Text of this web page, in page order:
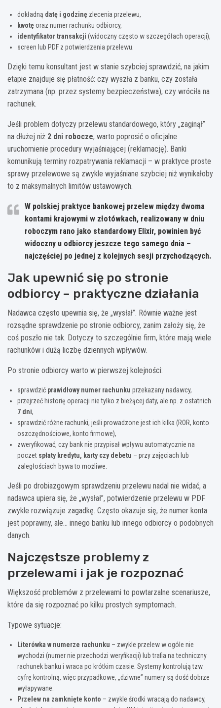
dokładną datę i godzinę zlecenia przelewu,
kwotęoraz numer rachunku odbiorcy,
identyfikator transakcji (widoczny często w szczegółach operacji),
screen lub PDF z potwierdzenia przelewu.
Dzięki temu konsultant jest w stanie szybciej sprawdzić, na jakim
etapie znajduje się płatność: czy wyszła z banku, czy została
zatrzymana (np. przez systemy bezpieczeństwa), czy wróciła na
rachunek.
Jeśli problem dotyczy przelewu standardowego, który „zaginął”
na dłużej niż 2 dni robocze, warto poprosić o oficjalne
uruchomienie procedury wyjaśniającej (reklamację). Banki
komunikują terminy rozpatrywania reklamacji – w praktyce proste
sprawy przelewowe są zwykle wyjaśniane szybciej niż wynikałoby
to z maksymalnych limitów ustawowych.
W polskiej praktyce bankowej przelew między dwoma
kontami krajowymi w złotówkach, realizowany w dniu
roboczym rano jako standardowy Elixir, powinien być
widoczny u odbiorcy jeszcze tego samego dnia –
najczęściej po jednej z kolejnych sesji przychodzących.
Jak upewnić się po stronie
odbiorcy – praktyczne działania
Nadawca często upewnia się, że „wysłał”. Równie ważne jest
rozsądne sprawdzenie po stronie odbiorcy, zanim założy się, że
coś poszło nie tak. Dotyczy to szczególnie firm, które mają wiele
rachunków i dużą liczbę dziennych wpływów.
Po stronie odbiorcy warto w pierwszej kolejności:
sprawdzić prawidłowy numer rachunku przekazany nadawcy,
przejrzeć historię operacji nie tylko z bieżącej daty, ale np. z ostatnich
7 dni,
sprawdzić różne rachunki, jeśli prowadzone jest ich kilka (ROR, konto
oszczędnościowe, konto firmowe),
zweryfikować, czy bank nie przypisał wpływu automatycznie na
poczet spłaty kredytu, karty czy debetu – przy zajęciach lub
zaległościach bywa to możliwe.
Jeśli po drobiazgowym sprawdzeniu przelewu nadal nie widać, a
nadawca upiera się, że „wysłał”, potwierdzenie przelewu w PDF
zwykle rozwiązuje zagadkę. Często okazuje się, że numer konta
jest poprawny, ale… innego banku lub innego odbiorcy o podobnych
danych.
Najczęstsze problemy z
przelewami i jak je rozpoznać
Większość problemów z przelewami to powtarzalne scenariusze,
które da się rozpoznać po kilku prostych symptomach.
Typowe sytuacje:
Literówka w numerze rachunku – zwykle przelew w ogóle nie
wychodzi (numer nie przechodzi weryfikacji) lub trafia na techniczny
rachunek banku i wraca po krótkim czasie. Systemy kontrolują tzw.
cyfrę kontrolną, więc przypadkowe, „dziwne” numery są dość dobrze
wyłapywane.
Przelew na zamknięte konto – zwykle środki wracają do nadawcy,